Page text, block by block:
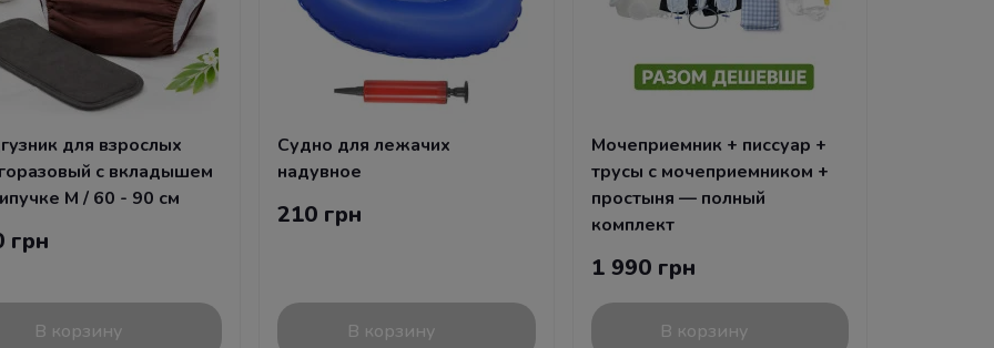
для взрослых
с вкладышем
М / 60 - 90 см
грн
В корзину
Судно для лежачих
надувное
210 грн
В корзину
Мочеприемник + писсуар +
трусы с мочеприемником +
простыня — полный
комплект
1 990 грн
В корзину